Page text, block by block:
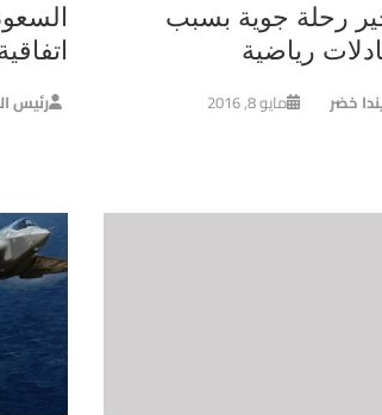
رحلة جوية بسبب
رياضية
خضر مايو 8, 2016 رئيس